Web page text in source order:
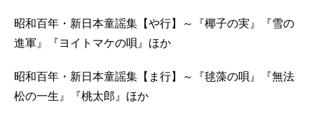
昭和百年・新日本童謡集【や行】～『椰子の実』『雪の
進軍』『ヨイトマケの唄』ほか
昭和百年・新日本童謡集【ま行】～『毬藻の唄』『無法
松の一生』『桃太郎』ほか